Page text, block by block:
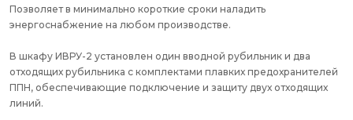
Позволяет в минимально короткие сроки наладить
энергоснабжение на любом производстве.
В шкафу ИВРУ-2 установлен один вводной рубильник и два
отходящих рубильника с комплектами плавких предохранителей
ППН, обеспечивающие подключение и защиту двух отходящих
линий.